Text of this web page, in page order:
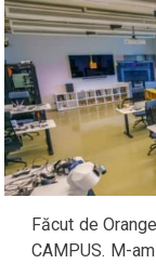
Făcut de
CAMPUS. M-